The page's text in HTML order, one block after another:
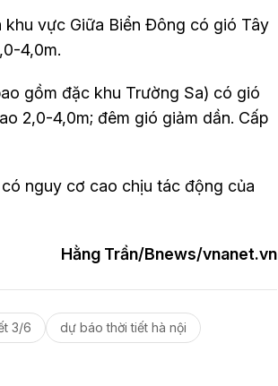
vực Giữa Biển Đông có gió Tây
4,0m.
gồm đặc khu Trường Sa) có gió
2,0-4,0m; đêm gió giảm dần. Cấp
nguy cơ cao chịu tác động của
Hằng Trần/Bnews/vnanet.vn
3/6
dự báo thời tiết hà nội